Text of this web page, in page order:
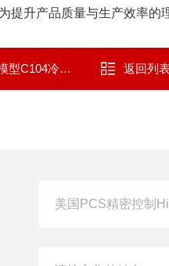
提升产品质量与生产效率的
冷却系统 返回列